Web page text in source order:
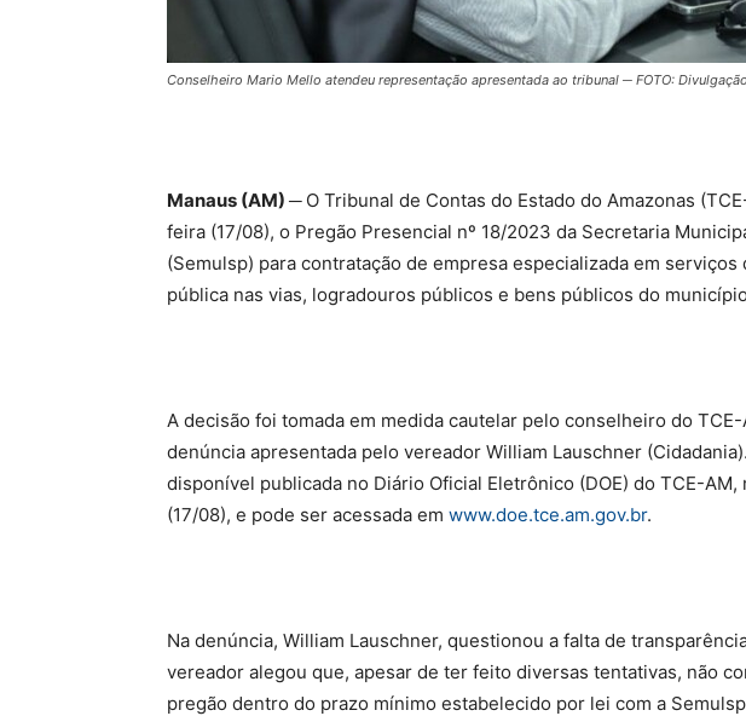
Conselheiro Mario Mello atendeu representação apresentada ao tribunal ─ FOTO: Divulgação
Manaus (AM) ─ O Tribunal de Contas do Estado do Amazonas
feira (17/08), o Pregão Presencial nº 18/2023 da Secretaria
(Semulsp) para contratação de empresa especializada em
pública nas vias, logradouros públicos e bens públicos do
A decisão foi tomada em medida cautelar pelo conselheiro do
denúncia apresentada pelo vereador William Lauschner
disponível publicada no Diário Oficial Eletrônico (DOE) do TCE-
(17/08), e pode ser acessada em www.doe.tce.am.gov.br.
Na denúncia, William Lauschner, questionou a falta de
vereador alegou que, apesar de ter feito diversas tentativas, não
pregão dentro do prazo mínimo estabelecido por lei com a